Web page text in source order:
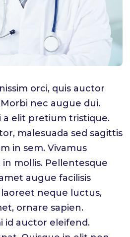
orci, quis auctor
nec augue dui.
a elit pretium tristique.
malesuada sed sagittis
in sem. Vivamus
mollis. Pellentesque
augue facilisis
neque luctus,
ornare sapien.
id auctor eleifend.